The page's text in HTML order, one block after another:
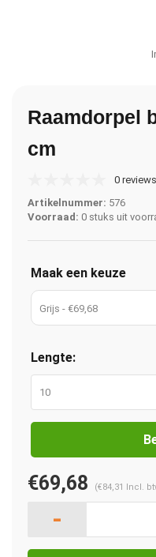
Raamdorpel
cm
0 reviews
Artikelnummer: 576
Voorraad: 0 stuks uit
Maak een keuze
Grijs - €69,68
Lengte:
€69,68 (€84,31 Incl.
-